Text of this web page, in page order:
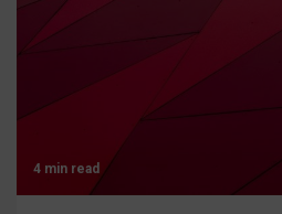
4 min read